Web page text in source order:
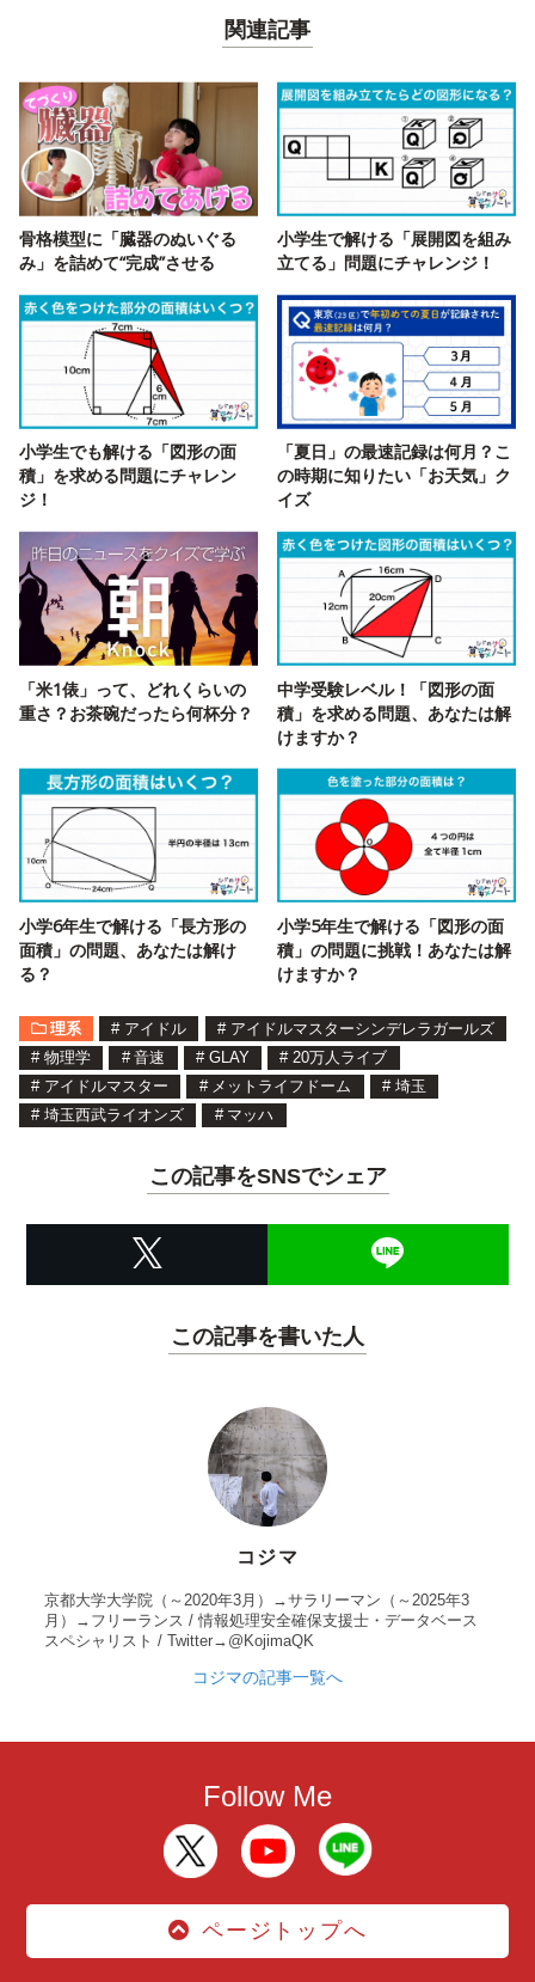
関連記事
骨格模型に「臓器のぬいぐる
み」を詰めて“完成”させる
小学生で解ける「展開図を組み
立てる」問題にチャレンジ！
小学生でも解ける「図形の面
積」を求める問題にチャレン
ジ！
「夏日」の最速記録は何月？こ
の時期に知りたい「お天気」ク
イズ
「米1俵」って、どれくらいの
重さ？お茶碗だったら何杯分？
中学受験レベル！「図形の面
積」を求める問題、あなたは解
けますか？
小学6年生で解ける「長方形の
面積」の問題、あなたは解け
る？
小学5年生で解ける「図形の面
積」の問題に挑戦！あなたは解
けますか？
理系 # アイドル # アイドルマスターシンデレラガールズ
# 物理学 # 音速 # GLAY # 20万人ライブ
# アイドルマスター # メットライフドーム # 埼玉
# 埼玉西武ライオンズ # マッハ
この記事をSNSでシェア
この記事を書いた人
コジマ
京都大学大学院（～2020年3月）→サラリーマン（～2025年3
月）→フリーランス / 情報処理安全確保支援士・データベース
スペシャリスト / Twitter→@KojimaQK
コジマの記事一覧へ
Follow Me
ページトップへ